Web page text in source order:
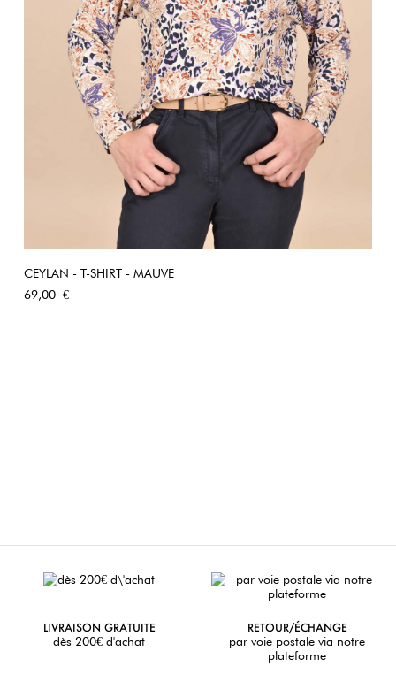
CEYLAN - T-SHIRT - MAUVE
Prix
69,00 €
LIVRAISON GRATUITE
dès 200€ d'achat
RETOUR/ÉCHANGE
par voie postale via notre
plateforme